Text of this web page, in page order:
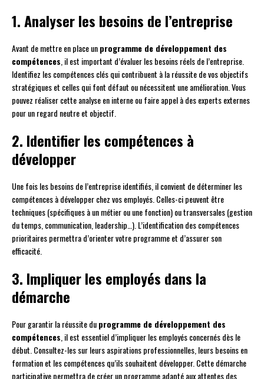
1. Analyser les besoins de l’entreprise
Avant de mettre en place unprogramme de développement des
compétences , il est important d’évaluer les besoins réels de l’entreprise.
Identifiez les compétences clés qui contribuent à la réussite de vos objectifs
stratégiques et celles qui font défaut ou nécessitent une amélioration. Vous
pouvez réaliser cette analyse en interne ou faire appel à des experts externes
pour un regard neutre et objectif.
2. Identifier les compétences à
développer
Une fois les besoins de l’entreprise identifiés, il convient de déterminer les
compétences à développer chez vos employés. Celles-ci peuvent être
techniques (spécifiques à un métier ou une fonction) ou transversales (gestion
du temps, communication, leadership…). L’identification des compétences
prioritaires permettra d’orienter votre programme et d’assurer son
efficacité.
3. Impliquer les employés dans la
démarche
Pour garantir la réussite duprogramme de développement des
compétences , il est essentiel d’impliquer les employés concernés dès le
début. Consultez-les sur leurs aspirations professionnelles, leurs besoins en
formation et les compétences qu’ils souhaitent développer. Cette démarche
participative permettra de créer un programme adapté aux attentes des